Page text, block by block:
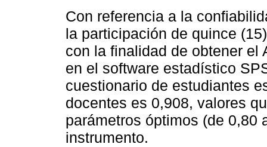
Con referencia a la
la participación de quince
con la finalidad de obtener el
en el software estadístico
cuestionario de estudiantes
docentes es 0,908, valores
parámetros óptimos (de 0,80
instrumento.